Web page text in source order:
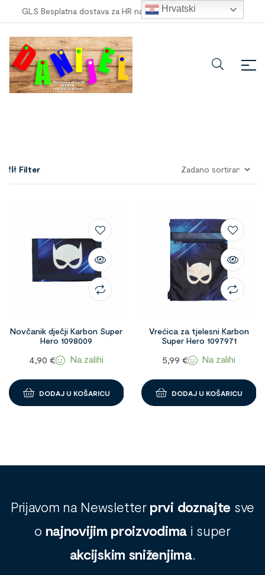
GLS Besplatna dostava za HR narudžbe veće od 100,00 €
Filter
Novčanik dječji Karbon Super
Hero 1098009
4,90€ Na zalihi
DODAJ U KOŠARICU
Vrećica za tjelesni Karbon
Super Hero 1097971
5,99 € Na zalihi
DODAJ U KOŠARICU
Prijavom na Newsletter prvi doznajte sve
o najnovijim proizvodima i super
akcijskim sniženjima.
Hrvatski